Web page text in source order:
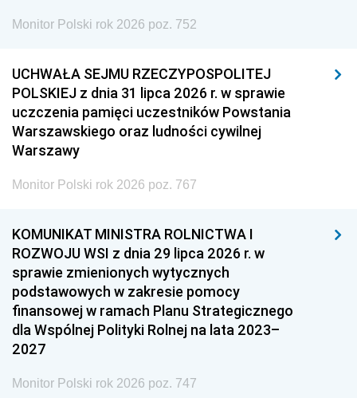
Monitor Polski rok 2026 poz. 752
UCHWAŁA SEJMU RZECZYPOSPOLITEJ
POLSKIEJ z dnia 31 lipca 2026 r. w sprawie
uczczenia pamięci uczestników Powstania
Warszawskiego oraz ludności cywilnej
Warszawy
Monitor Polski rok 2026 poz. 767
KOMUNIKAT MINISTRA ROLNICTWA I
ROZWOJU WSI z dnia 29 lipca 2026 r. w
sprawie zmienionych wytycznych
podstawowych w zakresie pomocy
finansowej w ramach Planu Strategicznego
dla Wspólnej Polityki Rolnej na lata 2023–
2027
Monitor Polski rok 2026 poz. 747